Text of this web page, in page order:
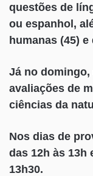
questões de
ou espanhol,
humanas (45) e
Já no
avaliações de
ciências da
Nos dias de
das 12h às 13h
13h30.